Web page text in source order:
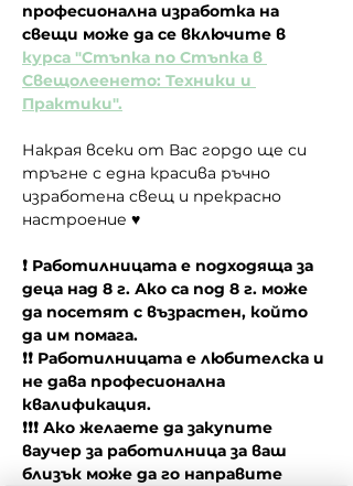
професионална изработка на
свещи може да се включите в
курса "Стъпка по Стъпка в
Свещолеенето: Техники и
Практики".
Накрая всеки от Вас гордо ще си
тръгне с една красива ръчно
изработена свещ и прекрасно
настроение ♥
❗ Работилницата е подходяща за
деца над 8 г. Ако са под 8 г. може
да посетят с възрастен, който
да им помага.
❗❗ Работилницата е любителска и
не дава професионална
квалификация.
❗❗❗ Ако желаете да закупите
ваучер за работилница за ваш
близък може да го направите